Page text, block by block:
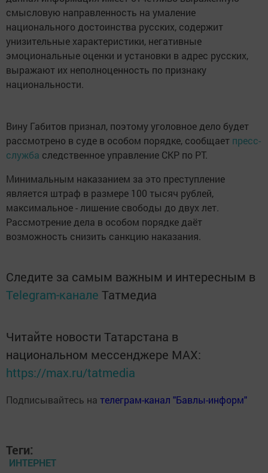
смысловую направленность на умаление
национального достоинства русских, содержит
унизительные характеристики, негативные
эмоциональные оценки и установки в адрес русских,
выражают их неполноценность по признаку
национальности.
Вину Габитов признал, поэтому уголовное дело будет
рассмотрено в суде в особом порядке, сообщает пресс-
служба следственное управление СКР по РТ.
Минимальным наказанием за это преступление
является штраф в размере 100 тысяч рублей,
максимальное - лишение свободы до двух лет.
Рассмотрение дела в особом порядке даёт
возможность снизить санкцию наказания.
Следите за самым важным и интересным в
Telegram-канале Татмедиа
Читайте новости Татарстана в
национальном мессенджере MАХ:
https://max.ru/tatmedia
Подписывайтесь на телеграм-канал "Бавлы-информ"
Теги:
ИНТЕРНЕТ